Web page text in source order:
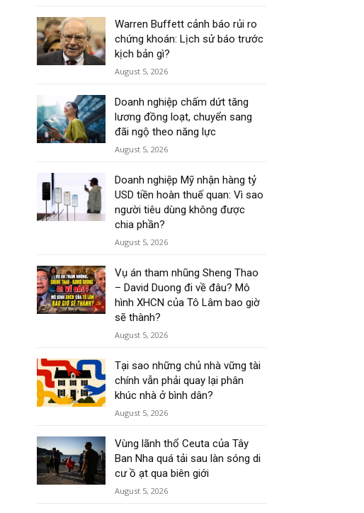
Warren Buffett cảnh báo rủi ro
chứng khoán: Lịch sử báo trước
kịch bản gì?
August 5, 2026
Doanh nghiệp chấm dứt tăng
lương đồng loạt, chuyển sang
đãi ngộ theo năng lực
August 5, 2026
Doanh nghiệp Mỹ nhận hàng tỷ
USD tiền hoàn thuế quan: Vì sao
người tiêu dùng không được
chia phần?
August 5, 2026
Vụ án tham nhũng Sheng Thao
– David Duong đi về đâu? Mô
hình XHCN của Tô Lâm bao giờ
sẽ thành?
August 5, 2026
Tại sao những chủ nhà vững tài
chính vẫn phải quay lại phân
khúc nhà ở bình dân?
August 5, 2026
Vùng lãnh thổ Ceuta của Tây
Ban Nha quá tải sau làn sóng di
cư ồ ạt qua biên giới
August 5, 2026